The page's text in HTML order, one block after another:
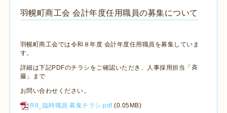
羽幌町商工会 会計年度任用職員の募集について
羽幌町商工会では令和８年度 会計年度任用職員を募集していま
す。
詳細は下記PDFのチラシをご確認いただき、人事採用担当「斉
藤」まで
お問い合わせください。
R8_臨時職員 募集チラシ.pdf (0.05MB)